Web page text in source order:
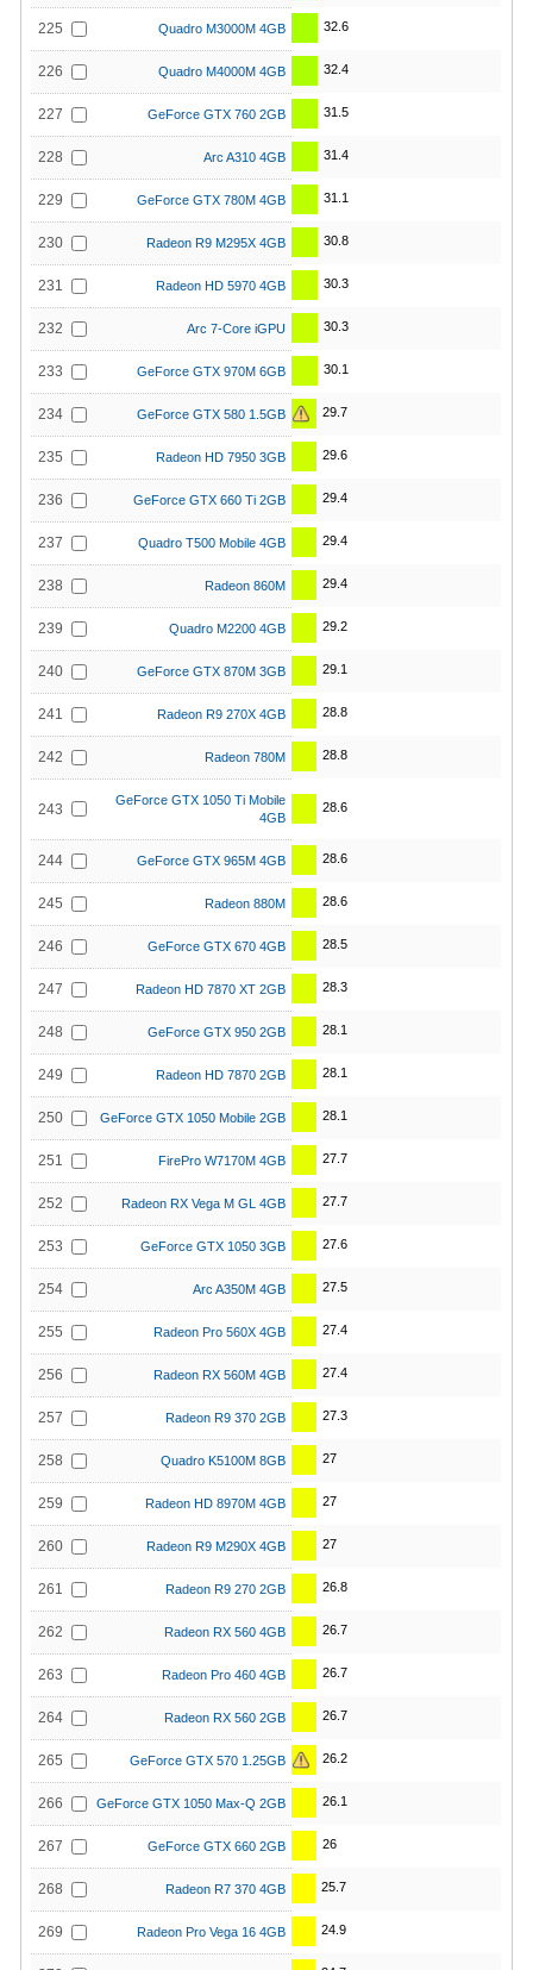
225 Quadro M3000M 4GB 32.6
226 Quadro M4000M 4GB 32.4
227 GeForce GTX 760 2GB 31.5
228 Arc A310 4GB 31.4
229 GeForce GTX 780M 4GB 31.1
230 Radeon R9 M295X 4GB 30.8
231 Radeon HD 5970 4GB 30.3
232 Arc 7-Core iGPU 30.3
233 GeForce GTX 970M 6GB 30.1
234 GeForce GTX 580 1.5GB 29.7
235 Radeon HD 7950 3GB 29.6
236 GeForce GTX 660 Ti 2GB 29.4
237 Quadro T500 Mobile 4GB 29.4
238 Radeon 860M 29.4
239 Quadro M2200 4GB 29.2
240 GeForce GTX 870M 3GB 29.1
241 Radeon R9 270X 4GB 28.8
242 Radeon 780M 28.8
243
GeForce GTX 1050 Ti Mobile
4GB
28.6
244 GeForce GTX 965M 4GB 28.6
245 Radeon 880M 28.6
246 GeForce GTX 670 4GB 28.5
247 Radeon HD 7870 XT 2GB 28.3
248 GeForce GTX 950 2GB 28.1
249 Radeon HD 7870 2GB 28.1
250 GeForce GTX 1050 Mobile 2GB 28.1
251 FirePro W7170M 4GB 27.7
252 Radeon RX Vega M GL 4GB 27.7
253 GeForce GTX 1050 3GB 27.6
254 Arc A350M 4GB 27.5
255 Radeon Pro 560X 4GB 27.4
256 Radeon RX 560M 4GB 27.4
257 Radeon R9 370 2GB 27.3
258 Quadro K5100M 8GB 27
259 Radeon HD 8970M 4GB 27
260 Radeon R9 M290X 4GB 27
261 Radeon R9 270 2GB 26.8
262 Radeon RX 560 4GB 26.7
263 Radeon Pro 460 4GB 26.7
264 Radeon RX 560 2GB 26.7
265 GeForce GTX 570 1.25GB 26.2
266 GeForce GTX 1050 Max-Q 2GB 26.1
267 GeForce GTX 660 2GB 26
268 Radeon R7 370 4GB 25.7
269 Radeon Pro Vega 16 4GB 24.9